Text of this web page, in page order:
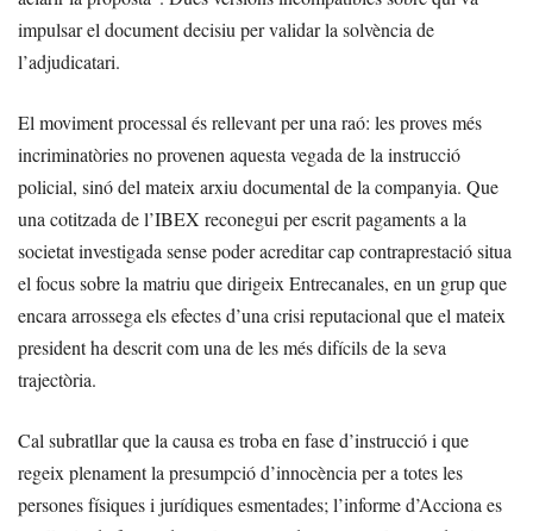
impulsar el document decisiu per validar la solvència de
l’adjudicatari.
El moviment processal és rellevant per una raó: les proves més
incriminatòries no provenen aquesta vegada de la instrucció
policial, sinó del mateix arxiu documental de la companyia. Que
una cotitzada de l’IBEX reconegui per escrit pagaments a la
societat investigada sense poder acreditar cap contraprestació situa
el focus sobre la matriu que dirigeix Entrecanales, en un grup que
encara arrossega els efectes d’una crisi reputacional que el mateix
president ha descrit com una de les més difícils de la seva
trajectòria.
Cal subratllar que la causa es troba en fase d’instrucció i que
regeix plenament la presumpció d’innocència per a totes les
persones físiques i jurídiques esmentades; l’informe d’Acciona es